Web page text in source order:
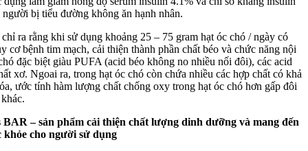
bị tiểu đường không ăn hạnh nhân.
ra rằng khi sử dụng khoảng 25 – 75 gram hạt óc chó / ngày có
cơ bệnh tim mạch, cải thiện thành phần chất béo và chức năng nội
đặc biệt giàu PUFA (acid béo không no nhiều nối đôi), các acid
xơ. Ngoai ra, trong hạt óc chó còn chứa nhiều các hợp chất có khả
ước tính hàm lượng chất chống oxy trong hạt óc chó hơn gấp đôi
– sản phẩm cải thiện chất lượng dinh dưỡng và mang đến
cho người sử dụng